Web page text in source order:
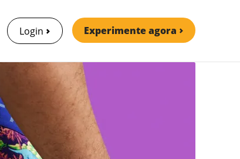
Login Experimente agora